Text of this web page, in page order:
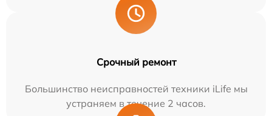
Срочный ремонт
Большинство неисправностей техники iLife мы
устраняем в течение 2 часов.